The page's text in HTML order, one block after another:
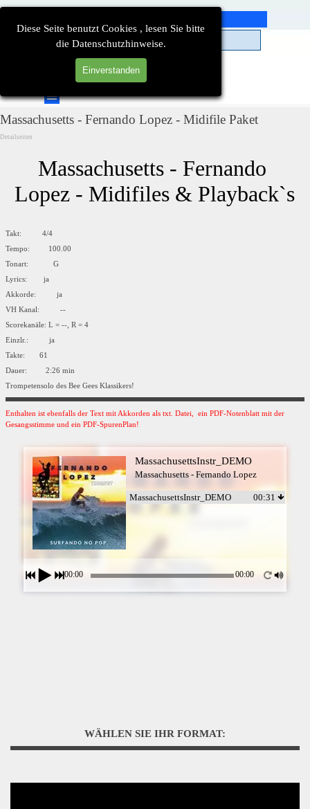
Diese Seite benutzt Cookies , lesen Sie bitte
die Datenschutzhinweise.
Einverstanden
Direkt zum Seiteninhalt
Menü überspringen
Massachusetts - Fernando Lopez - Midifile Paket
Detailseiten
Massachusetts - Fernando
Lopez - Midifiles & Playback`s
Takt: 4/4
Tempo: 100.00
Tonart: G
Lyrics: ja
Akkorde: ja
VH Kanal: --
Scorekanäle: L = --, R = 4
Einzlr.: ja
Takte: 61
Dauer: 2:26 min
Trompetensolo des Bee Gees Klassikers!
Enthalten ist ebenfalls der Text mit Akkorden als txt. Datei, ein PDF-Notenblatt mit der
Gesangsstimme und ein PDF-SpurenPlan!
MassachusettsInstr_DEMO
Massachusetts - Fernando Lopez
MassachusettsInstr_DEMO 00:31
00:00 00:00
WÄHLEN SIE IHR FORMAT: